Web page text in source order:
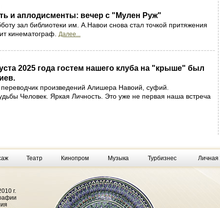
и аплодисменты: вечер с "Мулен Руж"
зал библиотеки им. А.Навои снова стал точкой притяжения
кинематограф. Далее...
2025 года гостем нашего клуба на "крыше" был
произведений Алишера Навоий, суфий.
Человек. Яркая Личность. Это уже не первая наша встреча
Театр Кинопром Музыка Турбизнес Личная
г.